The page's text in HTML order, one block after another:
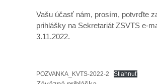
Vašu účasť nám, prosím, potvrďte
prihlášky na Sekretariát ZSVTS e-
3.11.2022.
POZVANKA_KVTS-2022-2 Stiahnuť